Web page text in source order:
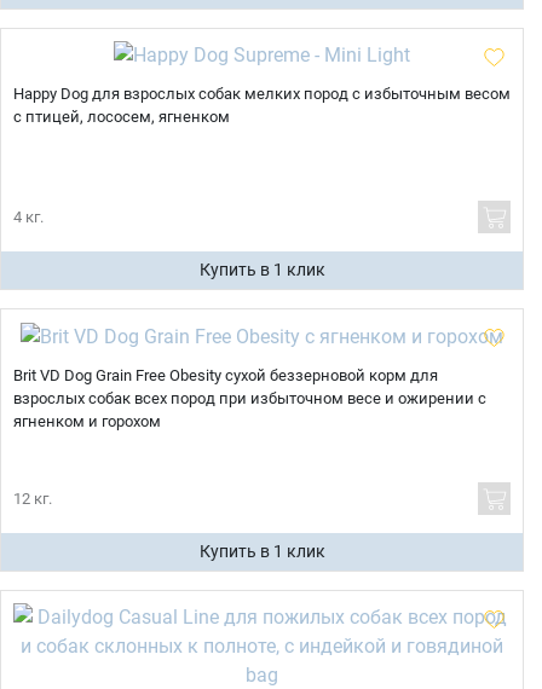
Happy Dog для взрослых собак мелких пород с избыточным весом
с птицей, лососем, ягненком
4 кг.
Купить в 1 клик
Brit VD Dog Grain Free Obesity сухой беззерновой корм для
взрослых собак всех пород при избыточном весе и ожирении с
ягненком и горохом
12 кг.
Купить в 1 клик